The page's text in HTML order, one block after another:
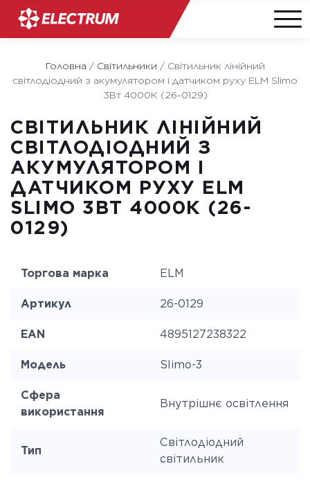
content
Головна / Світильники / Світильник лінійний
світлодіодний з акумулятором і датчиком руху ELM Slimo
3Вт 4000К (26-0129)
СВІТИЛЬНИК ЛІНІЙНИЙ
СВІТЛОДІОДНИЙ З
АКУМУЛЯТОРОМ І
ДАТЧИКОМ РУХУ ELM
SLIMO 3ВТ 4000К (26-
0129)
Торгова марка ELM
Артикул 26-0129
EAN 4895127238322
Модель Slimo-3
Сфера
використання
Внутрішнє освітлення
Тип
Світлодіодний
світильник